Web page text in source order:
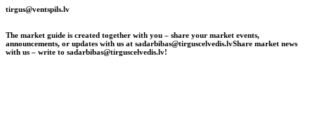
tirgus@ventspils.lv
The market guide is created together with you – share your market events,
announcements, or updates with us at sadarbibas@tirguscelvedis.lvShare market news
with us – write to sadarbibas@tirguscelvedis.lv!